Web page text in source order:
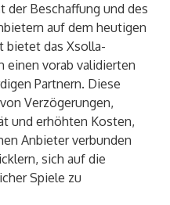
der Beschaffung und des
auf dem heutigen
bietet das Xsolla-
einen vorab validierten
Partnern. Diese
Verzögerungen,
und erhöhten Kosten,
Anbieter verbunden
sich auf die
Spiele zu